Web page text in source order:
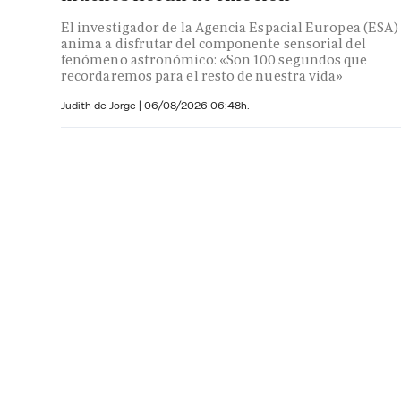
El investigador de la Agencia Espacial Europea (ESA)
anima a disfrutar del componente sensorial del
fenómeno astronómico: «Son 100 segundos que
recordaremos para el resto de nuestra vida»
Judith de Jorge | 06/08/2026 06:48h.